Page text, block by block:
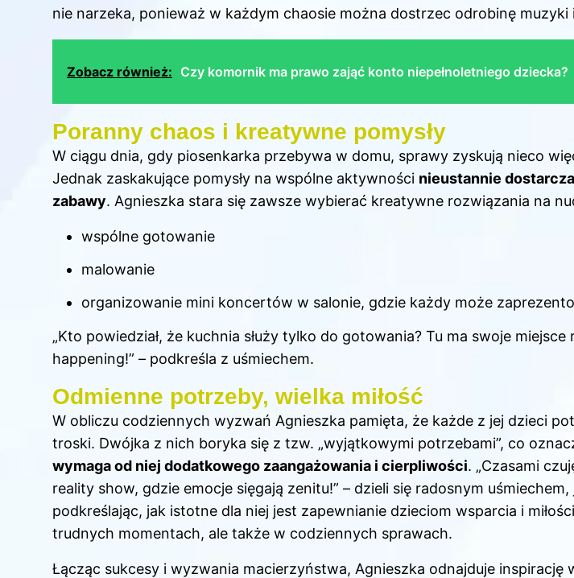
nie narzeka, ponieważ w każdym chaosie można dostrzec odrobinę muzyki
Zobacz również: Czy komornik ma prawo zająć konto niepełnoletniego dziecka?
Poranny chaos i kreatywne pomysły
W ciągu dnia, gdy piosenkarka przebywa w domu, sprawy zyskują nieco
Jednak zaskakujące pomysły na wspólne aktywności nieustannie
zabawy. Agnieszka stara się zawsze wybierać kreatywne rozwiązania na
wspólne gotowanie
malowanie
organizowanie mini koncertów w salonie, gdzie każdy może
„Kto powiedział, że kuchnia służy tylko do gotowania? Tu ma swoje miejsce
happening!” – podkreśla z uśmiechem.
Odmienne potrzeby, wielka miłość
W obliczu codziennych wyzwań Agnieszka pamięta, że każde z jej dzieci
troski. Dwójka z nich boryka się z tzw. „wyjątkowymi potrzebami”, co
wymaga od niej dodatkowego zaangażowania i cierpliwości. „Czasami
reality show, gdzie emocje sięgają zenitu!” – dzieli się radosnym
podkreślając, jak istotne dla niej jest zapewnianie dzieciom wsparcia i
trudnych momentach, ale także w codziennych sprawach.
Łącząc sukcesy i wyzwania macierzyństwa, Agnieszka odnajduje inspirację